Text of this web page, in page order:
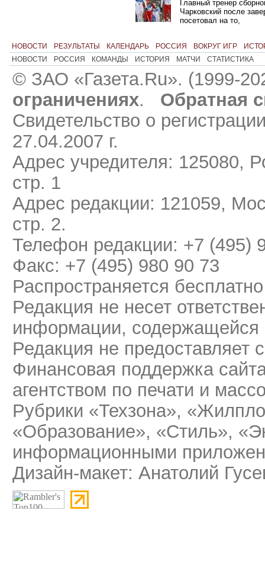
Главный тренер
Чарковский после
посетовал на то,
НОВОСТИ РЕЗУЛЬТАТЫ КАЛЕНДАРЬ РОССИЯ ВОКРУГ ИГР
НОВОСТИ
РОССИЯ КОМАНДЫ ИСТОРИЯ МАТЧИ СТАТИСТИКА
© ЗАО «Газета.Ru». (1999-
ограничениях.
Обратная
Свидетельство о
27.04.2007 г.
Адрес учредителя: 125080,
стр. 1
Адрес редакции: 121059,
стр. 2.
Телефон редакции: +7 (495)
Факс: +7 (495) 980 90 73
Распространяется бесплатно
Редакция не несет
информации, содержащейся
Редакция не предоставляет
Финансовая поддержка
агентством по печати и
Рубрики «Техзона»,
«Образование», «Стиль»,
информационными
Дизайн-макет: Анатолий